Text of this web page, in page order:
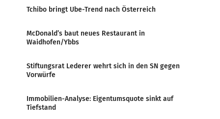
Tchibo bringt Ube-Trend nach Österreich
McDonald’s baut neues Restaurant in
Waidhofen/Ybbs
Stiftungsrat Lederer wehrt sich in den SN gegen
Vorwürfe
Immobilien-Analyse: Eigentumsquote sinkt auf
Tiefstand